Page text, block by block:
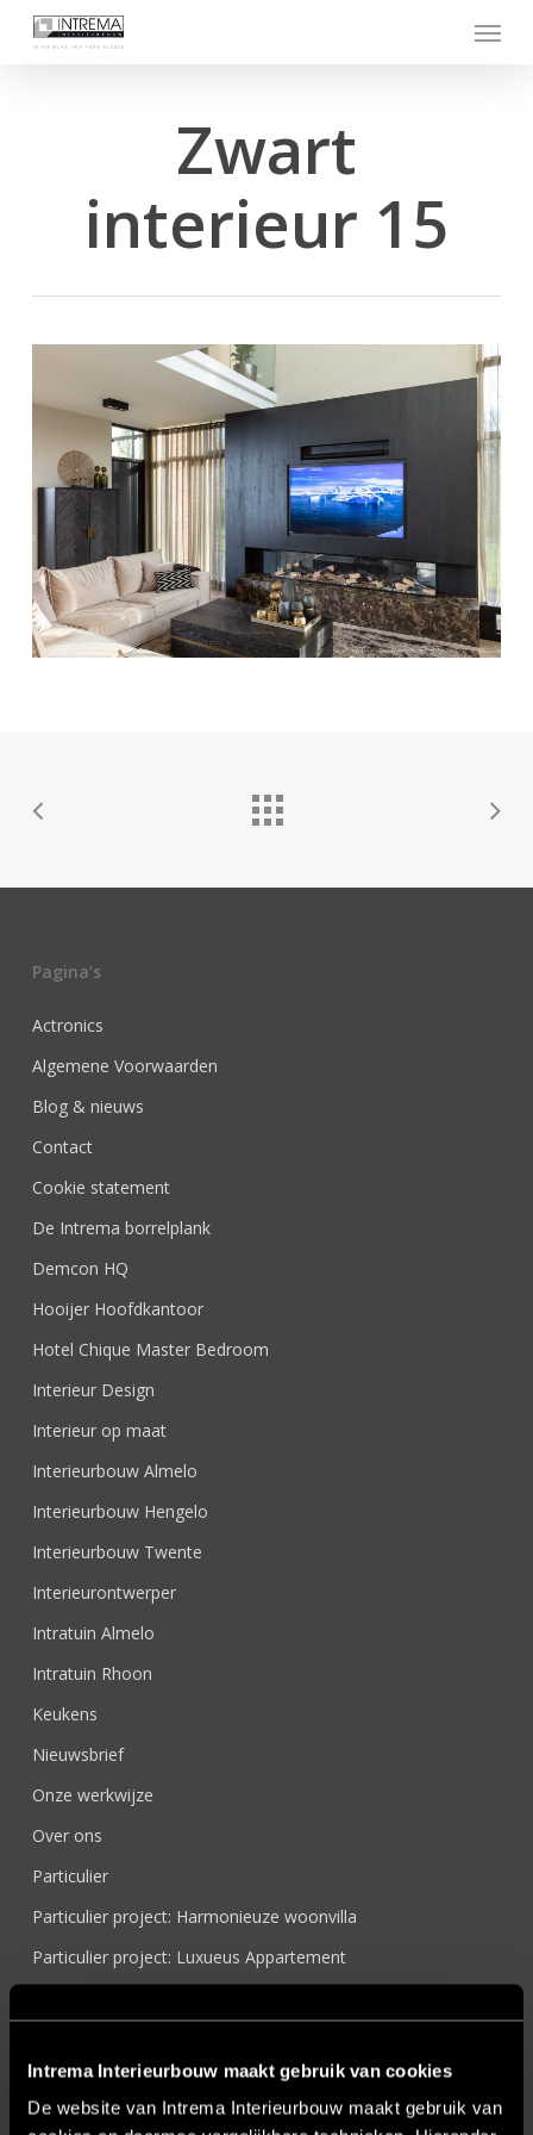
Intrema Interieurbouw maakt gebruik van cookies
De website van Intrema Interieurbouw maakt gebruik van
Menu
Zwart
interieur 15
Pagina’s
Actronics
Algemene Voorwaarden
Blog & nieuws
Contact
Cookie statement
De Intrema borrelplank
Demcon HQ
Hooijer Hoofdkantoor
Hotel Chique Master Bedroom
Interieur Design
Interieur op maat
Interieurbouw Almelo
Interieurbouw Hengelo
Interieurbouw Twente
Interieurontwerper
Intratuin Almelo
Intratuin Rhoon
Keukens
Nieuwsbrief
Onze werkwijze
Over ons
Particulier
Particulier project: Harmonieuze woonvilla
Particulier project: Luxueus Appartement
Particulier project: Stijlvolle Woonvilla
Particulier project: Woonvilla met exclusief maatwerk